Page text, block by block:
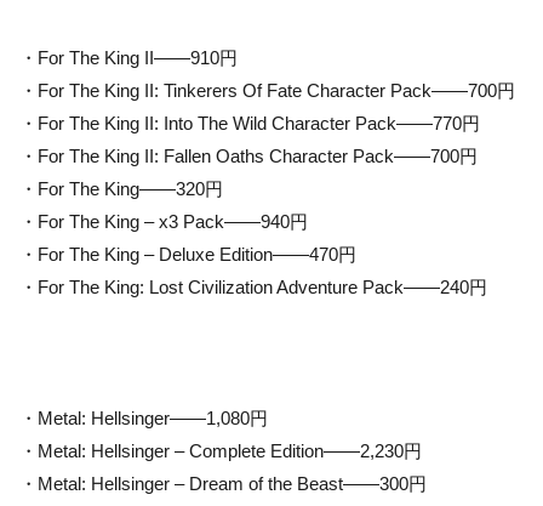
・For The King II——910円
・For The King II: Tinkerers Of Fate Character Pack——700円
・For The King II: Into The Wild Character Pack——770円
・For The King II: Fallen Oaths Character Pack——700円
・For The King——320円
・For The King – x3 Pack——940円
・For The King – Deluxe Edition——470円
・For The King: Lost Civilization Adventure Pack——240円
・Metal: Hellsinger——1,080円
・Metal: Hellsinger – Complete Edition——2,230円
・Metal: Hellsinger – Dream of the Beast——300円